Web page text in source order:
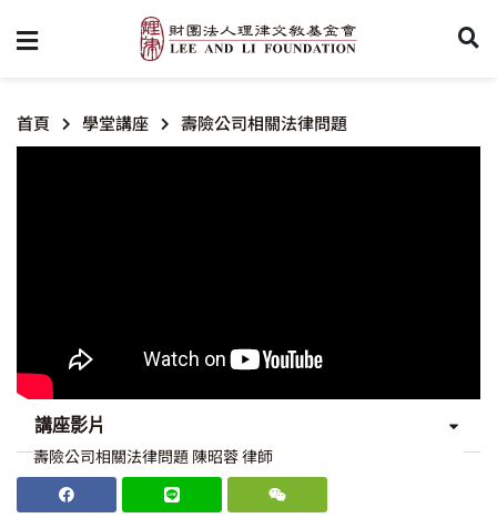
首頁 學堂講座 壽險公司相關法律問題
講座影片
壽險公司相關法律問題 陳昭蓉 律師